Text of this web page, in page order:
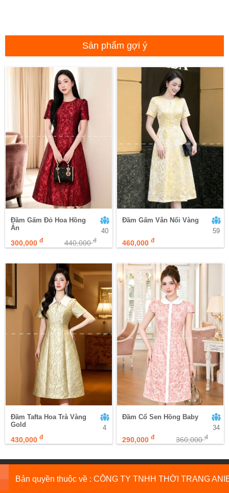
Sản phẩm gợi ý
Đầm Gấm Đỏ Hoa Hồng
Ẩn
300,000đ 440,000đ
40
Đầm Gấm Vân Nổi Vàng
460,000đ
59
Đầm Tafta Hoa Trà Vàng
Gold
430,000đ
4
Đầm Cổ Sen Hồng Baby
290,000đ 360,000đ
34
Bản quyền thuộc về : CÔNG TY TNHH THỜI TRANG